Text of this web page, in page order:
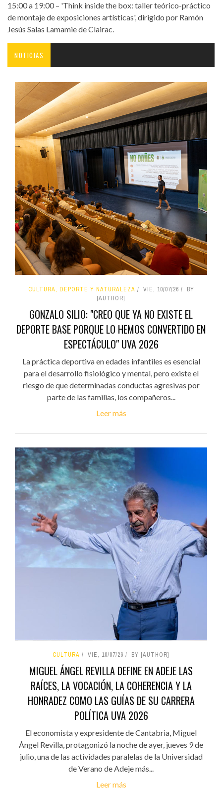
15:00 a 19:00 – 'Think inside the box: taller teórico-práctico
de montaje de exposiciones artísticas', dirigido por Ramón
Jesús Salas Lamamie de Clairac.
NOTICIAS
CULTURA, DEPORTE Y NATURALEZA VIE, 10/07/26
BY
[AUTHOR]
GONZALO SILIO: "CREO QUE YA NO EXISTE EL
DEPORTE BASE PORQUE LO HEMOS CONVERTIDO EN
ESPECTÁCULO" UVA 2026
La práctica deportiva en edades infantiles es esencial
para el desarrollo fisiológico y mental, pero existe el
riesgo de que determinadas conductas agresivas por
parte de las familias, los compañeros...
Leer más
CULTURA VIE, 10/07/26 BY [AUTHOR]
MIGUEL ÁNGEL REVILLA DEFINE EN ADEJE LAS
RAÍCES, LA VOCACIÓN, LA COHERENCIA Y LA
HONRADEZ COMO LAS GUÍAS DE SU CARRERA
POLÍTICA UVA 2026
El economista y expresidente de Cantabria, Miguel
Ángel Revilla, protagonizó la noche de ayer, jueves 9 de
julio, una de las actividades paralelas de la Universidad
de Verano de Adeje más...
Leer más